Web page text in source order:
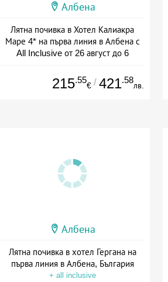
Албена
Лятна почивка в Хотел Калиакра
Маре 4* на първа линия в Албена с
All Inclusive от 26 август до 6
+ all inclusive
215.55
€ / 421.58
лв.
Албена
Лятна почивка в хотел Гергана на
първа линия в Албена, България
+ all inclusive